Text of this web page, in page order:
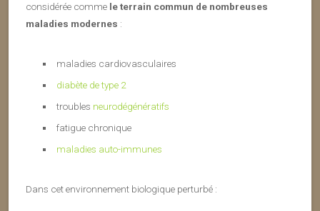
considérée comme le terrain commun de nombreuses
maladies modernes :
maladies cardiovasculaires
diabète de type 2
troubles neurodégénératifs
fatigue chronique
maladies auto-immunes
Dans cet environnement biologique perturbé :